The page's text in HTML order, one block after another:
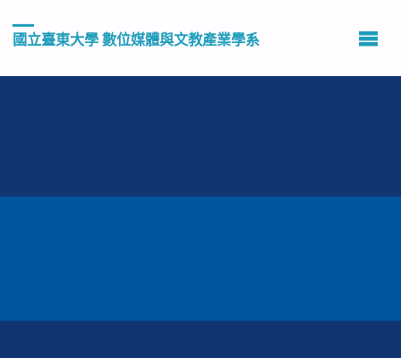
國立臺東大學 數位媒體與文教產業學系